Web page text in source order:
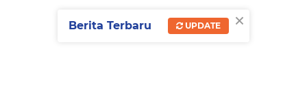
×
Berita Terbaru UPDATE